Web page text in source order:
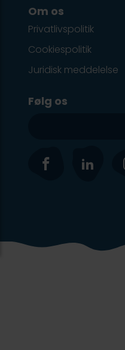
Om os
Privatlivspolitik
Cookiespolitik
Juridisk meddelelse
Følg os